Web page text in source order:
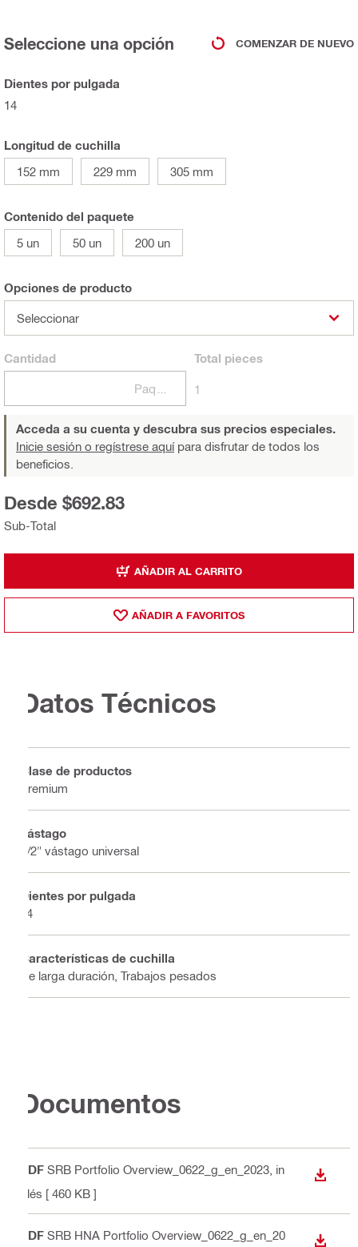
Seleccione una opción COMENZAR DE NUEVO
Dientes por pulgada
14
Longitud de cuchilla
152 mm
229 mm 305 mm
Contenido del paquete
5 un
50 un 200 un
Opciones de producto
Seleccionar
Cantidad Total pieces
1
Acceda a su cuenta y descubra sus precios especiales.
Inicie sesión o regístrese aquípara disfrutar de todos los
beneficios.
Sub-Total
Desde $692.83
AÑADIR AL CARRITO
AÑADIR A FAVORITOS
Datos Técnicos
Clase de productos
Premium
Vástago
1/2" vástago universal
Dientes por pulgada
14
Características de cuchilla
De larga duración, Trabajos pesados
Documentos
PDF SRB Portfolio Overview_0622_g_en_2023 , in
glés [ 460 KB ]
PDF SRB HNA Portfolio Overview_0622_g_en_20